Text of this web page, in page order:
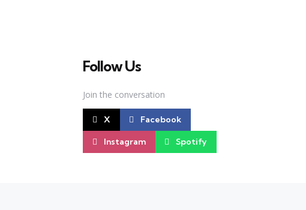
Follow Us
Join the conversation
X Facebook
Instagram Spotify